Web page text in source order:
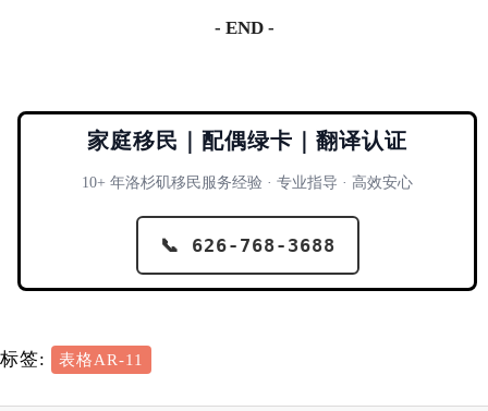
- END -
家庭移民｜配偶绿卡｜翻译认证
10+ 年洛杉矶移民服务经验 · 专业指导 · 高效安心
📞 626-768-3688
标签: 表格AR-11